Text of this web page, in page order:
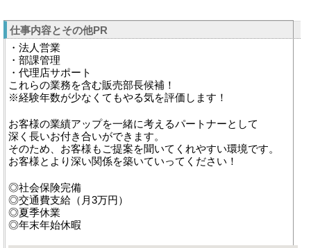
仕事内容とその他PR
・法人営業
・部課管理
・代理店サポート
これらの業務を含む販売部長候補！
※経験年数が少なくてもやる気を評価します！
お客様の業績アップを一緒に考えるパートナーとして
深く長いお付き合いができます。
そのため、お客様もご提案を聞いてくれやすい環境です。
お客様とより深い関係を築いていってください！
◎社会保険完備
◎交通費支給（月3万円）
◎夏季休業
◎年末年始休暇